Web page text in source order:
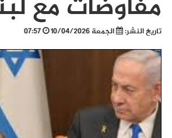
مفاوضات مع
تاريخ النشر: الجمعة 10/04/2026